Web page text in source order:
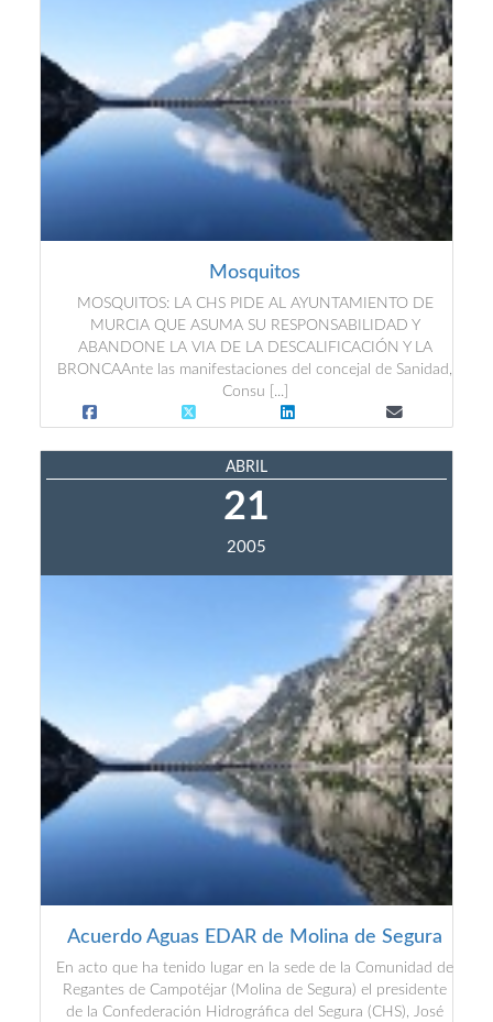
Mosquitos
MOSQUITOS: LA CHS PIDE AL AYUNTAMIENTO DE
MURCIA QUE ASUMA SU RESPONSABILIDAD Y
ABANDONE LA VIA DE LA DESCALIFICACIÓN Y LA
BRONCAAnte las manifestaciones del concejal de Sanidad,
Consu [...]
ABRIL
21
2005
Acuerdo Aguas EDAR de Molina de Segura
En acto que ha tenido lugar en la sede de la Comunidad de
Regantes de Campotéjar (Molina de Segura) el presidente
de la Confederación Hidrográfica del Segura (CHS), José